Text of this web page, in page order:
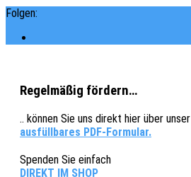
Folgen:
Regelmäßig fördern…
.. können Sie uns direkt hier über unser
ausfüllbares PDF-Formular.
Spenden Sie einfach
DIREKT IM SHOP